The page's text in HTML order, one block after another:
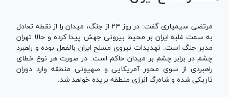
مرتضی سیمیاری گفت: در روز ۲۴ از جنگ، میدان را از نقطه تعادل
به سمت غلبه ایران بر محیط بیرونی جهش پیدا کرده و حالا تهران
مدیر جنگ است. تهدیدات نیروی مسلح ایران بالفعل بوده و راهبرد
چشم در برابر چشم بر میدان حاکم است. در صورت هر نوع خطای
راهبردی از سوی محور آمریکایی و صهیونی منطقه وارد دوران
تاریکی شده و شاه‌رگ انرژی منطقه بریده خواهد شد.